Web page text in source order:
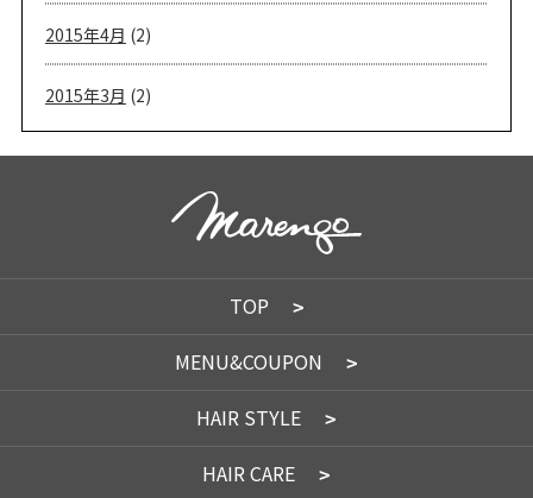
2015年4月 (2)
2015年3月 (2)
TOP
MENU&COUPON
HAIR STYLE
HAIR CARE